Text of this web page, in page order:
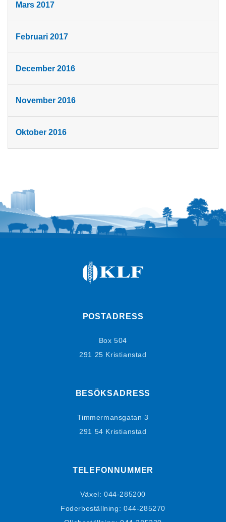
Mars 2017
Februari 2017
December 2016
November 2016
Oktober 2016
POSTADRESS
Box 504
291 25 Kristianstad
BESÖKSADRESS
Timmermansgatan 3
291 54 Kristianstad
TELEFONNUMMER
Växel:044-285200
Foderbeställning: 044-285270